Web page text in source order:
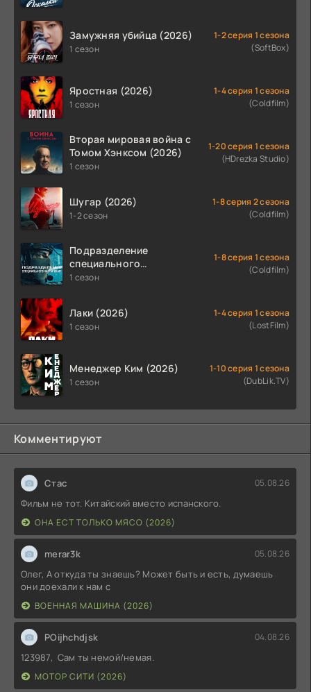
Замужняя убийца (2026)
1 сезон
1-2 серия 1 сезона
(SoftBox)
Яростная (2026)
1 сезон
1-4 серия 1 сезона
(Coldfilm)
Вторая мировая война с
Томом Хэнксом (2026)
1 сезон
1-20 серия 1 сезона
(HDrezka Studio)
Шугар (2026)
1-2 сезон
1-8 серия 2 сезона
(Coldfilm)
Подразделение
специального
назначения (2026)
1 сезон
1-8 серия 1 сезона
(Coldfilm)
Лаки (2026)
1 сезон
1-4 серия 1 сезона
(LostFilm)
Менеджер Ким (2026)
1 сезон
1-10 серия 1 сезона
(DubLik.TV)
Комментируют
Стас 05.08.26
Фильм не тот. Китайский вместо испанского.
ОНА ЕСТ ТОЛЬКО МЯСО (2026)
merar3k 05.08.26
Олег, А откуда ты знаешь? Может быть и есть, думаешь
они доехали к нам с
ВОЕННАЯ МАШИНА (2026)
POijhchdjsk 04.08.26
123987, Сам ты немой/немая.
МОТОР СИТИ (2026)